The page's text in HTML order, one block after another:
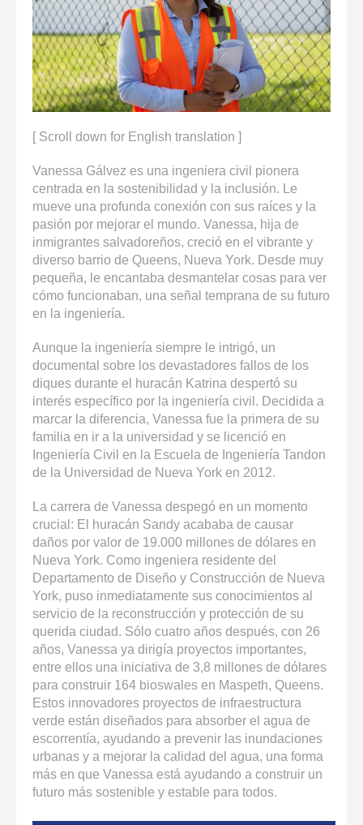
enter
to
go
to
the
selected
search
result.
device
users
can
use
touch
and
gestures.
[ Scroll down for English translation ]
Vanessa Gálvez es una ingeniera civil pionera
centrada en la sostenibilidad y la inclusión. Le
mueve una profunda conexión con sus raíces y la
pasión por mejorar el mundo. Vanessa, hija de
inmigrantes salvadoreños, creció en el vibrante y
diverso barrio de Queens, Nueva York. Desde muy
pequeña, le encantaba desmantelar cosas para ver
cómo funcionaban, una señal temprana de su futuro
en la ingeniería.
Aunque la ingeniería siempre le intrigó, un
documental sobre los devastadores fallos de los
diques durante el huracán Katrina despertó su
interés específico por la ingeniería civil. Decidida a
marcar la diferencia, Vanessa fue la primera de su
familia en ir a la universidad y se licenció en
Ingeniería Civil en la Escuela de Ingeniería Tandon
de la Universidad de Nueva York en 2012.
La carrera de Vanessa despegó en un momento
crucial: El huracán Sandy acababa de causar
daños por valor de 19.000 millones de dólares en
Nueva York. Como ingeniera residente del
Departamento de Diseño y Construcción de Nueva
York, puso inmediatamente sus conocimientos al
servicio de la reconstrucción y protección de su
querida ciudad. Sólo cuatro años después, con 26
años, Vanessa ya dirigía proyectos importantes,
entre ellos una iniciativa de 3,8 millones de dólares
para construir 164 bioswales en Maspeth, Queens.
Estos innovadores proyectos de infraestructura
verde están diseñados para absorber el agua de
escorrentía, ayudando a prevenir las inundaciones
urbanas y a mejorar la calidad del agua, una forma
más en que Vanessa está ayudando a construir un
futuro más sostenible y estable para todos.